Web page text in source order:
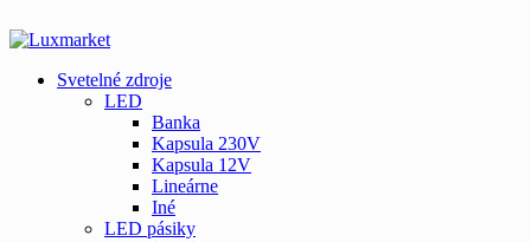
Svetelné zdroje
LED
Banka
Kapsula 230V
Kapsula 12V
Lineárne
Iné
LED pásiky